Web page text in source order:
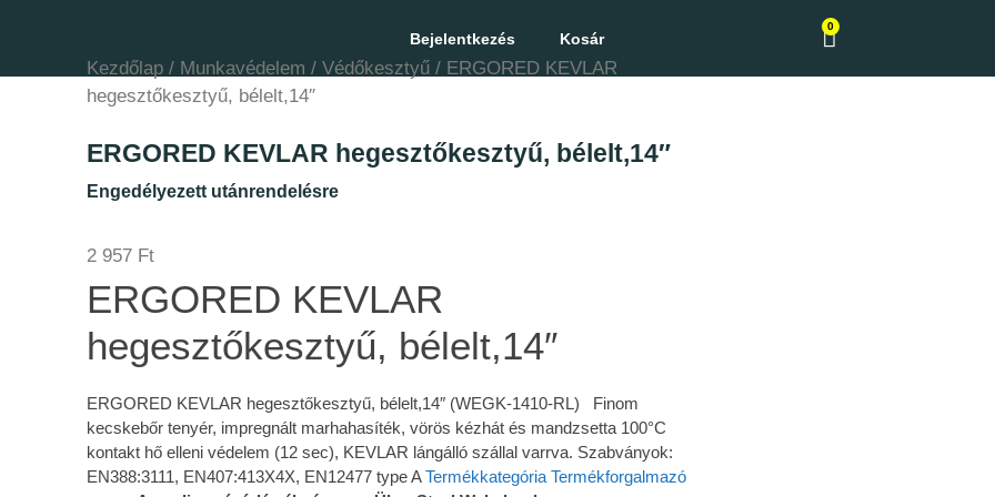
Bejelentkezés Kosár
0
Kezdőlap / Munkavédelem / Védőkesztyű / ERGORED KEVLAR
hegesztőkesztyű, bélelt,14″
ERGORED KEVLAR hegesztőkesztyű, bélelt,14″
Engedélyezett utánrendelésre
2 957 Ft
ERGORED KEVLAR
hegesztőkesztyű, bélelt,14″
ERGORED KEVLAR hegesztőkesztyű, bélelt,14″ (WEGK-1410-RL) Finom
kecskebőr tenyér, impregnált marhahasíték, vörös kézhát és mandzsetta 100°C
kontakt hő elleni védelem (12 sec), KEVLAR lángálló szállal varrva. Szabványok:
EN388:3111, EN407:413X4X, EN12477 type ATermékkategória Termékforgalmazó